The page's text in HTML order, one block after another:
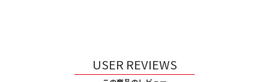
USER REVIEWS